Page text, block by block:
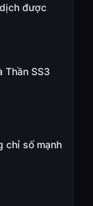
được
Thần SS3
chỉ số mạnh